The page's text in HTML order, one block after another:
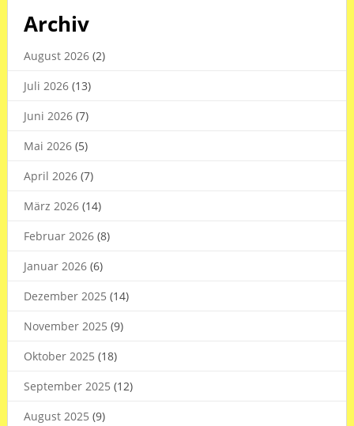
Archiv
August 2026(2)
Juli 2026(13)
Juni 2026(7)
Mai 2026(5)
April 2026(7)
März 2026(14)
Februar 2026(8)
Januar 2026(6)
Dezember 2025 (14)
November 2025 (9)
Oktober 2025 (18)
September 2025 (12)
August 2025 (9)